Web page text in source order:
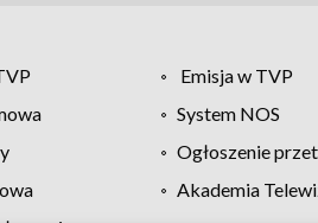
Emisja w TVP
System NOS
Ogłoszenie
Akademia